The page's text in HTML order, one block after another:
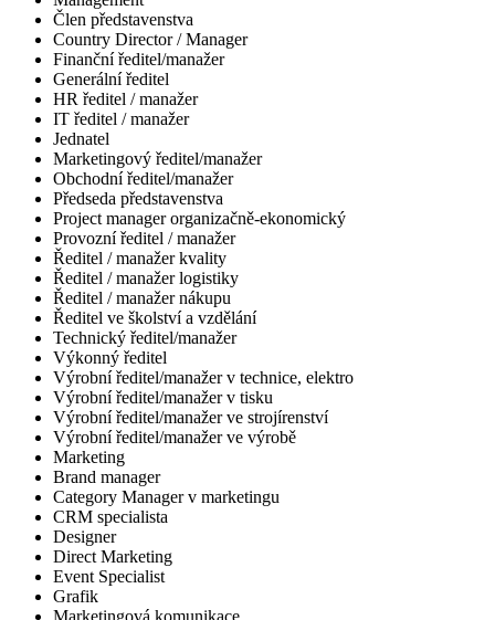
Člen představenstva
Country Director / Manager
Finanční ředitel/manažer
Generální ředitel
HR ředitel / manažer
IT ředitel / manažer
Jednatel
Marketingový ředitel/manažer
Obchodní ředitel/manažer
Předseda představenstva
Project manager organizačně-ekonomický
Provozní ředitel / manažer
Ředitel / manažer kvality
Ředitel / manažer logistiky
Ředitel / manažer nákupu
Ředitel ve školství a vzdělání
Technický ředitel/manažer
Výkonný ředitel
Výrobní ředitel/manažer v technice, elektro
Výrobní ředitel/manažer v tisku
Výrobní ředitel/manažer ve strojírenství
Výrobní ředitel/manažer ve výrobě
Marketing
Brand manager
Category Manager v marketingu
CRM specialista
Designer
Direct Marketing
Event Specialist
Grafik